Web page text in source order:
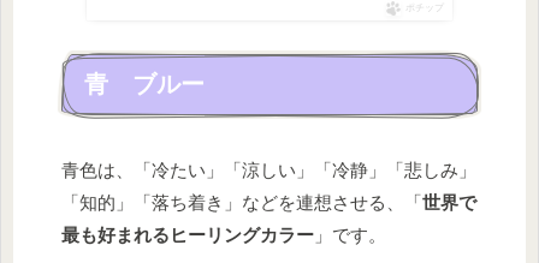
ポチップ
青 ブルー
青色は、「冷たい」「涼しい」「冷静」「悲しみ」
「知的」「落ち着き」などを連想させる、「世界で
最も好まれるヒーリングカラー 」です。